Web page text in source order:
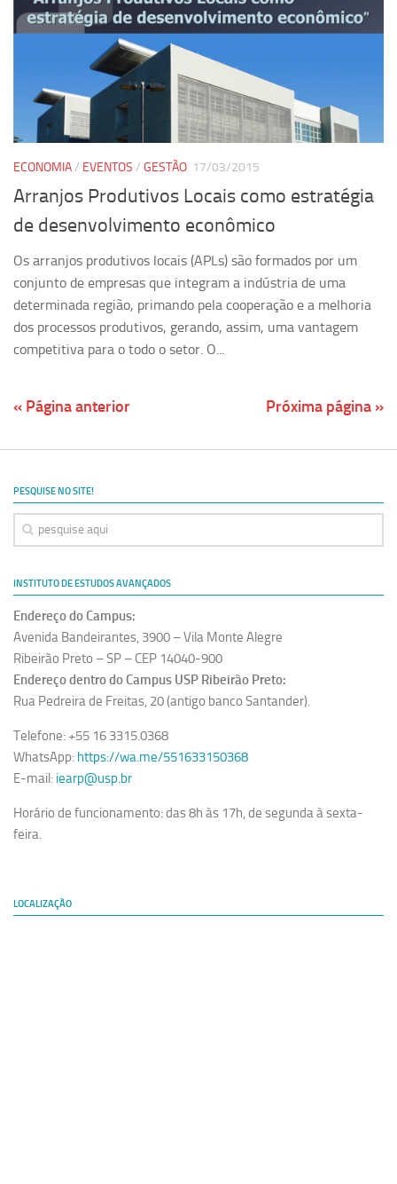
ECONOMIA/ EVENTOS / GESTÃO 17/03/2015
Arranjos Produtivos Locais como estratégia
de desenvolvimento econômico
Os arranjos produtivos locais (APLs) são formados por um
conjunto de empresas que integram a indústria de uma
determinada região, primando pela cooperação e a melhoria
dos processos produtivos, gerando, assim, uma vantagem
competitiva para o todo o setor. O...
« Página anterior Próxima página »
PESQUISE NO SITE!
INSTITUTO DE ESTUDOS AVANÇADOS
Endereço do Campus:
Avenida Bandeirantes, 3900 – Vila Monte Alegre
Ribeirão Preto – SP – CEP 14040-900
Endereço dentro do Campus USP Ribeirão Preto:
Rua Pedreira de Freitas, 20 (antigo banco Santander).
Telefone: +55 16 3315.0368
WhatsApp: https://wa.me/551633150368
E-mail: iearp@usp.br
Horário de funcionamento: das 8h às 17h, de segunda à sexta-
feira.
LOCALIZAÇÃO